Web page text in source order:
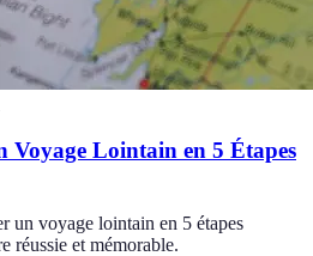
Voyage Lointain en 5 Étapes
un voyage lointain en 5 étapes
réussie et mémorable.